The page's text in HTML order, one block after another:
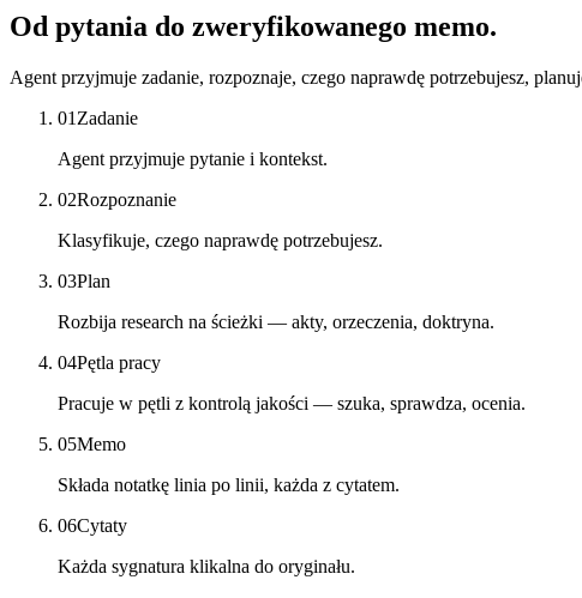
Od pytania do zweryfikowanego memo.
Agent przyjmuje zadanie, rozpoznaje, czego naprawdę potrzebujesz,
01 Zadanie
Agent przyjmuje pytanie i kontekst.
02Rozpoznanie
Klasyfikuje, czego naprawdę potrzebujesz.
03Plan
Rozbija research na ścieżki — akty, orzeczenia, doktryna.
04Pętla pracy
Pracuje w pętli z kontrolą jakości — szuka, sprawdza, ocenia.
05Memo
Składa notatkę linia po linii, każda z cytatem.
06Cytaty
Każda sygnatura klikalna do oryginału.